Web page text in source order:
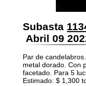
Subasta
Abril 09
Par de
metal dorado. Con
facetado. Para 5
Estimado: $ 1,300